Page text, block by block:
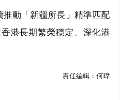
動「新疆所長」精準匹配
港長期繁榮穩定、深化港
責任編輯： 何瑋